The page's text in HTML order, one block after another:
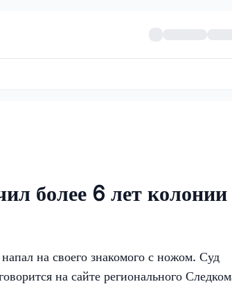
более 6 лет колонии
на своего знакомого с ножом. Суд
на сайте регионального